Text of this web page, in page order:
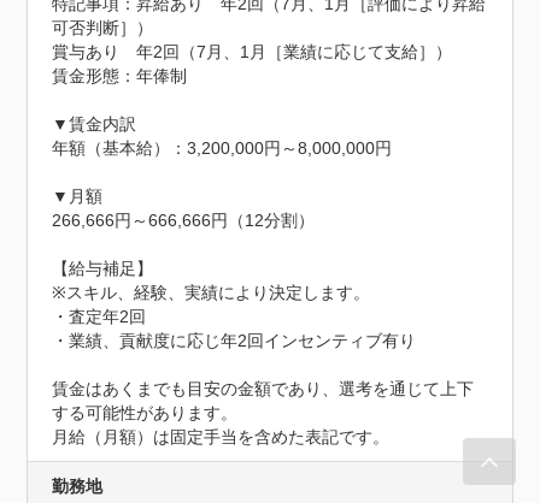
可否判断］）
賞与あり　年2回（7月、1月［業績に応じて支給］）
賃金形態：年俸制
▼賃金内訳
年額（基本給）：3,200,000円～8,000,000円
▼月額
266,666円～666,666円（12分割）
【給与補足】
※スキル、経験、実績により決定します。
・査定年2回
・業績、貢献度に応じ年2回インセンティブ有り
賃金はあくまでも目安の金額であり、選考を通じて上下
する可能性があります。
月給（月額）は固定手当を含めた表記です。
勤務地